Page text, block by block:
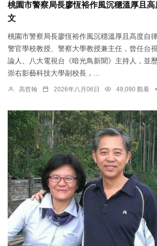
桃園市警察局長廖恆裕作風沉穩溫厚且
文
桃園市警察局長廖恆裕作風沉穩溫厚且高度自
警官學校教授、警察大學教授兼主任，曾任台
論人、八大電視台《暗光鳥新聞》主持人，並
崇右影藝科技大學副校長，...
高哲翰 2026年八月06日 49,090 觀看